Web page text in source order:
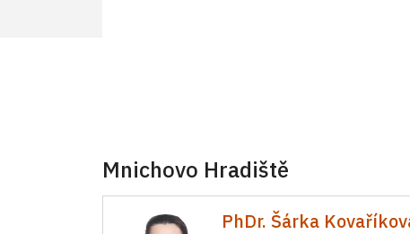
Mnichovo Hradiště
PhDr. Šárka